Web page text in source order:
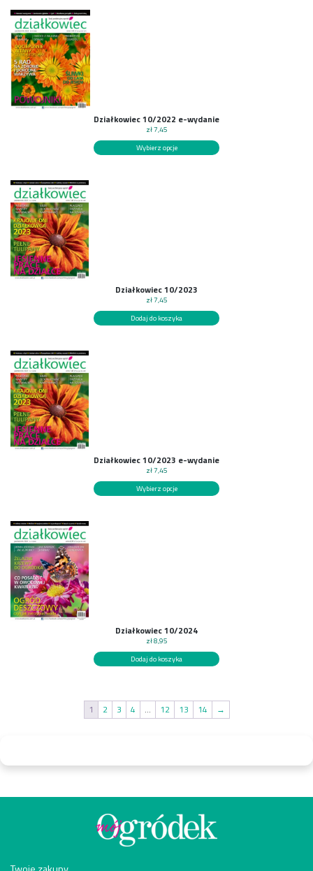
Działkowiec 10/2022 e-wydanie
zł7,45
Wybierz opcje
Działkowiec 10/2023
zł7,45
Dodaj do koszyka
Działkowiec 10/2023 e-wydanie
zł7,45
Wybierz opcje
Działkowiec 10/2024
zł8,95
Dodaj do koszyka
1 2 3 4 … 12 13 14 →